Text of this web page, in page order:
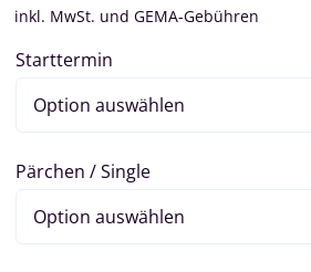
inkl. MwSt.
Starttermin
Pärchen / Single